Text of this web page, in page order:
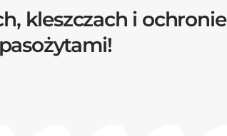
kleszczach i ochronie